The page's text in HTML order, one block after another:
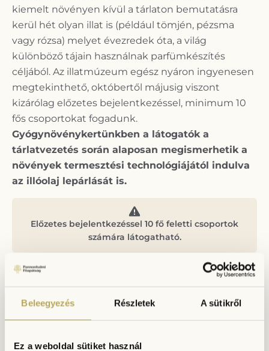
Beleegyezés Részletek A sütikről
Ez a weboldal sütiket használ
kiemelt növényen kívül a tárlaton bemutatásra
kerül hét olyan illat is (például tömjén, pézsma
vagy rózsa) melyet évezredek óta, a világ
különböző tájain használnak parfümkészítés
céljából. Az illatmúzeum egész nyáron ingyenesen
megtekinthető, októbertől májusig viszont
kizárólag előzetes bejelentkezéssel, minimum 10
fős csoportokat fogadunk.
Gyógynövénykertünkben a látogatók a
tárlatvezetés során alaposan megismerhetik a
növények termesztési technológiájától indulva
az illóolaj lepárlását is.
Előzetes bejelentkezéssel 10 fő feletti csoportok
számára látogatható.